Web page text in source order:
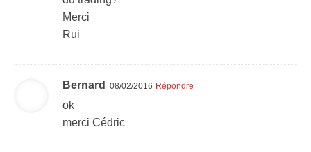
Merci
Rui
Bernard 08/02/2016 Répondre
ok
merci Cédric